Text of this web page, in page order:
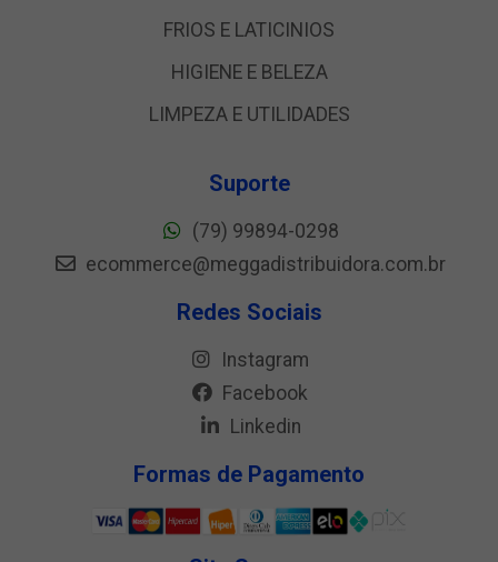
FRIOS E LATICINIOS
HIGIENE E BELEZA
LIMPEZA E UTILIDADES
Suporte
(79) 99894-0298
ecommerce@meggadistribuidora.com.br
Redes Sociais
Instagram
Facebook
Linkedin
Formas de Pagamento